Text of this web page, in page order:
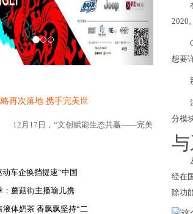
再次落地 携手完美世
12月17日，“文创赋能生态共赢——完美世界品牌
车企换挡提速​“中国
：蘑菇街主播瑜儿携
体奶茶 香飘飘坚持“二
2020。
想要
分模
经在
除功